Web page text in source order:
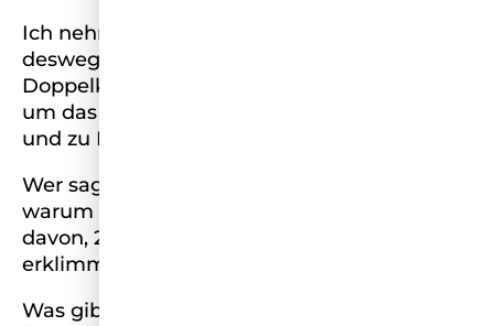
Ich nehme die Kritiker natürlich sehr ernst,
deswegen habe ich erstmal den
Doppelkinndonnerstag ins Leben gerufen
um das Doppelkinn zusätzlich zu promoten
und zu Ruhm und Ehre zu verhelfen.
Wer sagt eigentlich, was schön ist und
warum sind wir überhaupt so besessen
davon, 24/7 den Gipfel der „Schönheit“ zu
erklimmen?
Was gibt’s da überhaupt zu finden, außer